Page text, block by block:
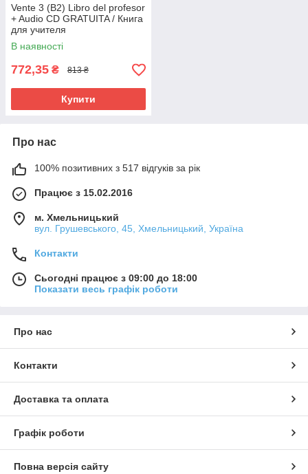
Vente 3 (B2) Libro del profesor
+ Audio CD GRATUITA / Книга
для учителя
В наявності
772,35 ₴ 813 ₴
Купити
Про нас
100% позитивних з 517 відгуків за рік
Працює з 15.02.2016
м. Хмельницький
вул. Грушевського, 45, Хмельницький, Україна
Контакти
Сьогодні працює з 09:00 до 18:00
Показати весь графік роботи
Про нас
Контакти
Доставка та оплата
Графік роботи
Повна версія сайту